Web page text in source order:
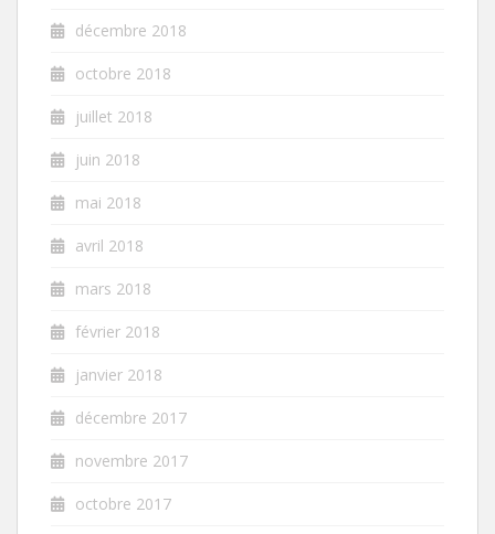
décembre 2018
octobre 2018
juillet 2018
juin 2018
mai 2018
avril 2018
mars 2018
février 2018
janvier 2018
décembre 2017
novembre 2017
octobre 2017